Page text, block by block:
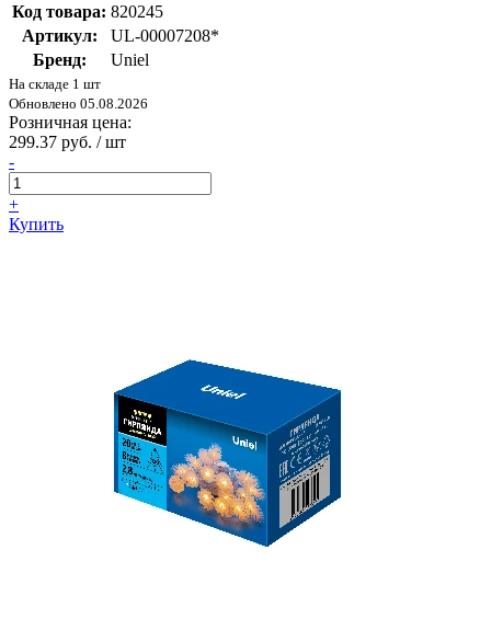
Код товара: 820245
Артикул:
UL-00007208*
Бренд:
Uniel
На складе 1 шт
Обновлено 05.08.2026
Розничная цена:
299.37 руб. / шт
-
+
Купить